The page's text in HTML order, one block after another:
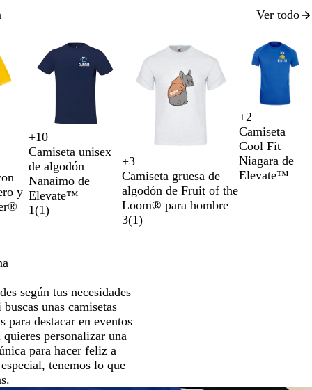
Ver todo
y
B
l
a
n
c
o
G
r
i
s
j
a
d
o
N
a
r
a
n
j
R
o
j
o
+10
Camiseta unisex
de algodón
Nanaimo de
Elevate™
1(1)
A
z
u
l
m
o
B
l
a
n
c
N
e
g
r
o
G
r
i
s
j
a
o
+3
Camiseta gruesa de
algodón de Fruit of the
Loom® para hombre
3(1)
R
o
j
o
B
l
a
n
c
A
z
u
l
m
N
a
r
a
n
+2
Camiseta
Cool Fit
Niagara de
Elevate™
según tus necesidades
unas camisetas
para destacar en eventos
personalizar una
para hacer feliz a
tenemos lo que